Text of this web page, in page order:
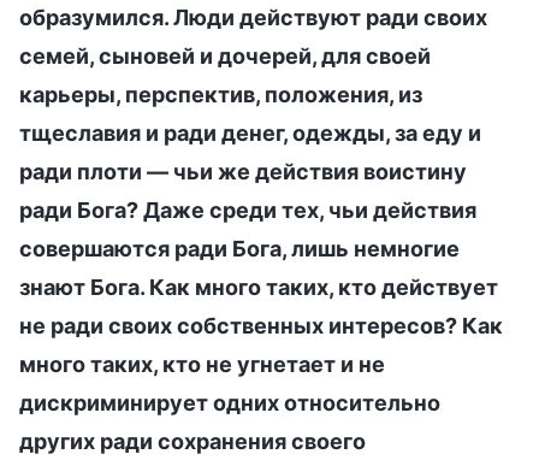
образумился. Люди действуют ради своих
семей, сыновей и дочерей, для своей
карьеры, перспектив, положения, из
тщеславия и ради денег, одежды, за еду и
ради плоти — чьи же действия воистину
ради Бога? Даже среди тех, чьи действия
совершаются ради Бога, лишь немногие
знают Бога. Как много таких, кто действует
не ради своих собственных интересов? Как
много таких, кто не угнетает и не
дискриминирует одних относительно
других ради сохранения своего